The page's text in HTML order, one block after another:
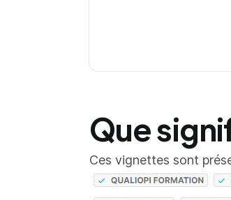
Que
Ces vignettes sont